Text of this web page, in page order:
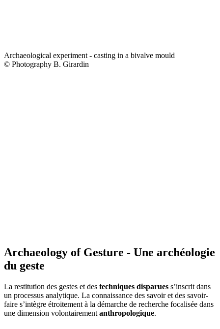
Archaeological experiment - casting in a bivalve mould
© Photography B. Girardin
Archaeology of Gesture - Une archéologie
du geste
La restitution des gestes et des techniques disparues s’inscrit dans
un processus analytique. La connaissance des savoir et des savoir-
faire s’intègre étroitement à la démarche de recherche focalisée dans
une dimension volontairement anthropologique.